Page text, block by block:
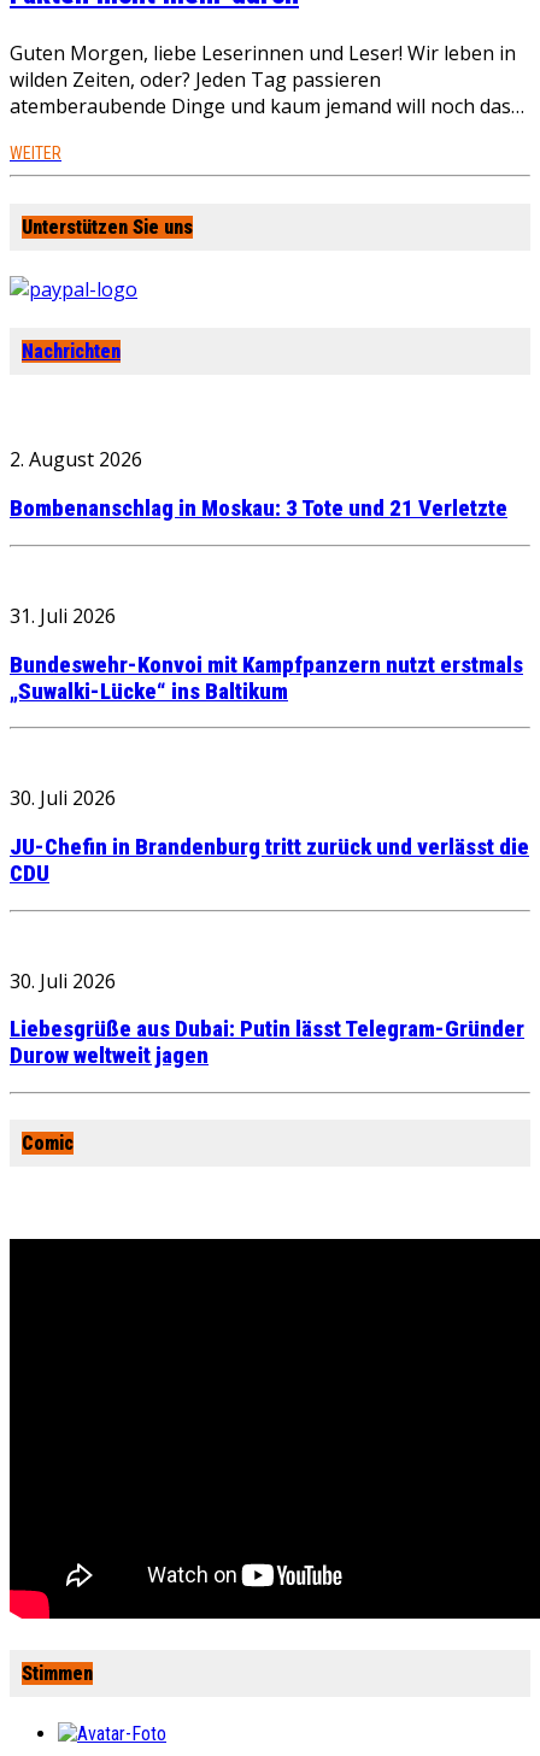
Guten Morgen, liebe Leserinnen und Leser! Wir leben in
wilden Zeiten, oder? Jeden Tag passieren
atemberaubende Dinge und kaum jemand will noch das…
WEITER
Unterstützen Sie uns
Nachrichten
2. August 2026
Bombenanschlag in Moskau: 3 Tote und 21 Verletzte
31. Juli 2026
Bundeswehr-Konvoi mit Kampfpanzern nutzt erstmals
„Suwalki-Lücke“ ins Baltikum
30. Juli 2026
JU-Chefin in Brandenburg tritt zurück und verlässt die
CDU
30. Juli 2026
Liebesgrüße aus Dubai: Putin lässt Telegram-Gründer
Durow weltweit jagen
Comic
Stimmen